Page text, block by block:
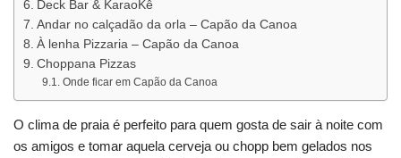
Deck Bar & KaraoKê
Andar no calçadão da orla – Capão da Canoa
À lenha Pizzaria – Capão da Canoa
Choppana Pizzas
Onde ficar em Capão da Canoa
O clima de praia é perfeito para quem gosta de sair à noite com
os amigos e tomar aquela cerveja ou chopp bem gelados nos